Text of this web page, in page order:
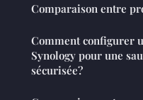
Comparaison entre
Comment configurer
Synology pour une
sécurisée?